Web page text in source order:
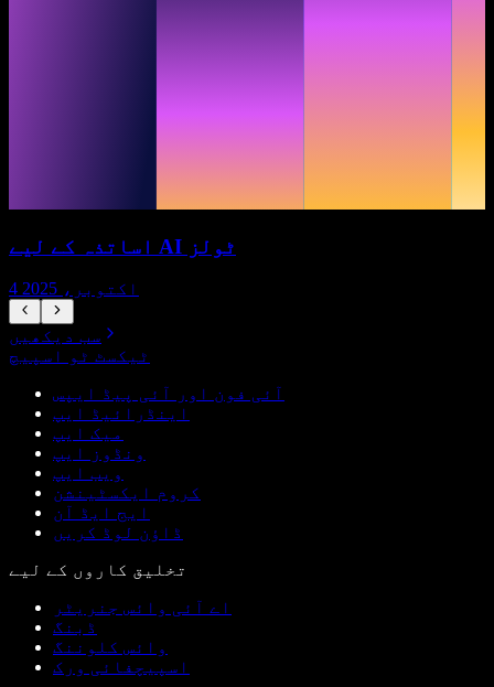
اساتذہ کے لیے AI ٹولز
4 اکتوبر، 2025
سب دیکھیں
ٹیکسٹ ٹو اسپیچ
آئی فون اور آئی پیڈ ایپس
اینڈرائیڈ ایپ
میک ایپ
ونڈوز ایپ
ویب ایپ
کروم ایکسٹینشن
ایج ایڈ آن
ڈاؤن لوڈ کریں
تخلیق کاروں کے لیے
اے آئی وائس جنریٹر
ڈبنگ
وائس کلوننگ
اسپیچفائی ورک